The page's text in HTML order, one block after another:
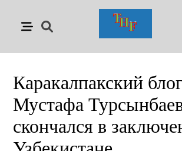
Каракалпакский
Мустафа
скончался в